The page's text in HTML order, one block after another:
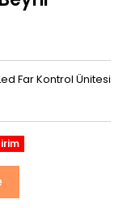
Far Kontrol Ünitesi